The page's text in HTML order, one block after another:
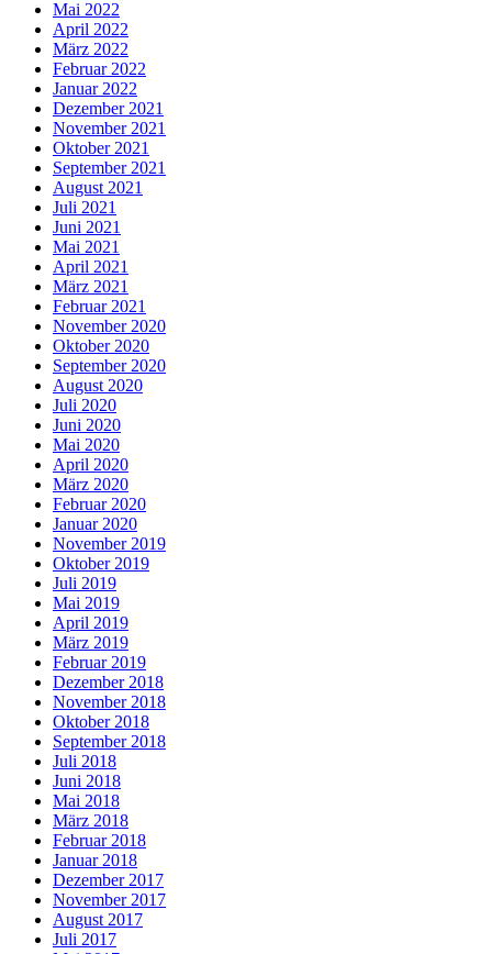
Mai 2022
April 2022
März 2022
Februar 2022
Januar 2022
Dezember 2021
November 2021
Oktober 2021
September 2021
August 2021
Juli 2021
Juni 2021
Mai 2021
April 2021
März 2021
Februar 2021
November 2020
Oktober 2020
September 2020
August 2020
Juli 2020
Juni 2020
Mai 2020
April 2020
März 2020
Februar 2020
Januar 2020
November 2019
Oktober 2019
Juli 2019
Mai 2019
April 2019
März 2019
Februar 2019
Dezember 2018
November 2018
Oktober 2018
September 2018
Juli 2018
Juni 2018
Mai 2018
März 2018
Februar 2018
Januar 2018
Dezember 2017
November 2017
August 2017
Juli 2017